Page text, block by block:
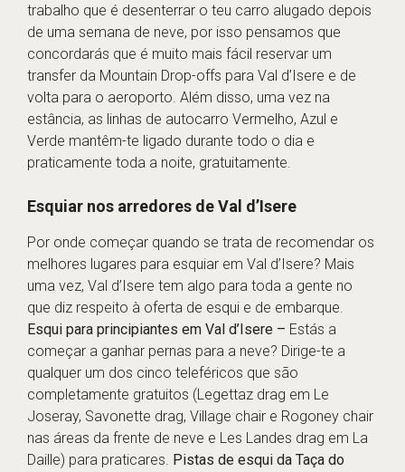
trabalho que é desenterrar o teu carro alugado depois
de uma semana de neve, por isso pensamos que
concordarás que é muito mais fácil reservar um
transfer da Mountain Drop-offs para Val d’Isere e de
volta para o aeroporto. Além disso, uma vez na
estância, as linhas de autocarro Vermelho, Azul e
Verde mantêm-te ligado durante todo o dia e
praticamente toda a noite, gratuitamente.
Esquiar nos arredores de Val d’Isere
Por onde começar quando se trata de recomendar os
melhores lugares para esquiar em Val d’Isere? Mais
uma vez, Val d’Isere tem algo para toda a gente no
que diz respeito à oferta de esqui e de embarque.
Esqui para principiantes em Val d’Isere – Estás a
começar a ganhar pernas para a neve? Dirige-te a
qualquer um dos cinco teleféricos que são
completamente gratuitos (Legettaz drag em Le
Joseray, Savonette drag, Village chair e Rogoney chair
nas áreas da frente de neve e Les Landes drag em La
Daille) para praticares. Pistas de esqui da Taça do